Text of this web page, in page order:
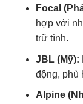
Focal
hợp với
trữ tình.
JBL (Mỹ):
động, phù
Alpine